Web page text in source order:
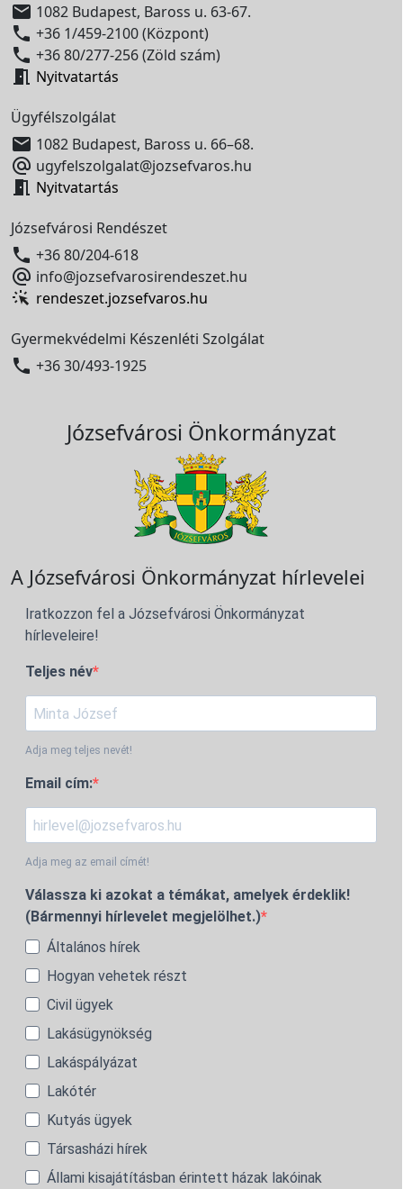
 1082 Budapest, Baross u. 63-67.
 +36 1/459-2100 (Központ)
 +36 80/277-256 (Zöld szám)
 Nyitvatartás
Ügyfélszolgálat
 1082 Budapest, Baross u. 66–68.
 ugyfelszolgalat@jozsefvaros.hu
 Nyitvatartás
Józsefvárosi Rendészet
 +36 80/204-618
 info@jozsefvarosirendeszet.hu
rendeszet.jozsefvaros.hu
Gyermekvédelmi Készenléti Szolgálat
 +36 30/493-1925
Józsefvárosi Önkormányzat
A Józsefvárosi Önkormányzat hírlevelei
Iratkozzon fel a Józsefvárosi Önkormányzat
hírleveleire!
Teljes név
Adja meg teljes nevét!
Email cím:
Adja meg az email címét!
Válassza ki azokat a témákat, amelyek érdeklik!
(Bármennyi hírlevelet megjelölhet.)
Általános hírek
Hogyan vehetek részt
Civil ügyek
Lakásügynökség
Lakáspályázat
Lakótér
Kutyás ügyek
Társasházi hírek
Állami kisajátításban érintett házak lakóinak